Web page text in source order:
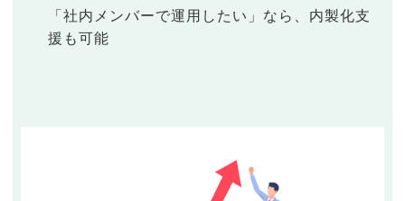
「社内メンバーで運用したい」なら、内製化支
援も可能